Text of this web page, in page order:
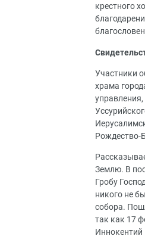
крестного
Участники
храма
Рождество-
Землю. В
Гробу
никого не
собора.
так как 17
Иннокентий